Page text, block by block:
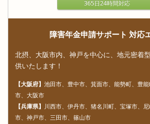
365日24時間対応
障害年金申請サポート 対応
北摂、大阪市内、神戸を中心に、地元密着
供いたします！
【大阪府】 池田市、豊中市、箕面市、能勢町、豊
市、大阪市
【兵庫県】 川西市、伊丹市、猪名川町、宝塚市、
市、神戸市、三田市、篠山市